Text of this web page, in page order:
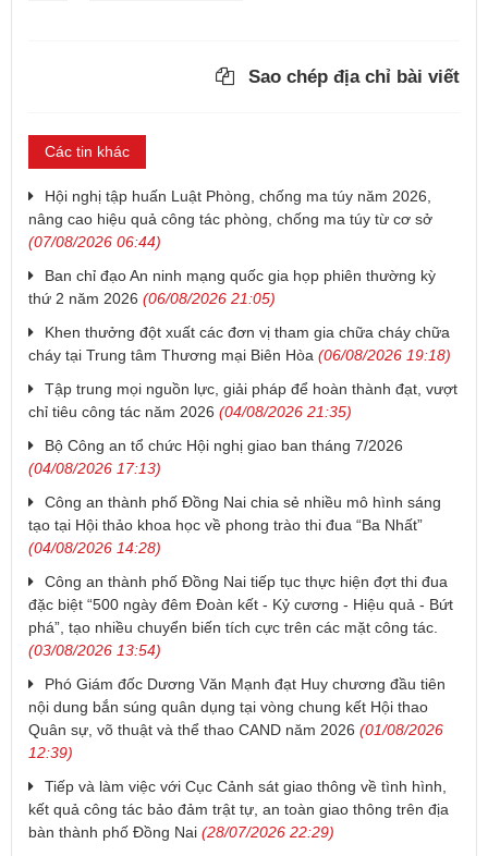
Sao chép địa chỉ bài viết
Các tin khác
Hội nghị tập huấn Luật Phòng, chống ma túy năm 2026,
nâng cao hiệu quả công tác phòng, chống ma túy từ cơ sở
(07/08/2026 06:44)
Ban chỉ đạo An ninh mạng quốc gia họp phiên thường kỳ
thứ 2 năm 2026 (06/08/2026 21:05)
Khen thưởng đột xuất các đơn vị tham gia chữa cháy chữa
cháy tại Trung tâm Thương mại Biên Hòa (06/08/2026 19:18)
Tập trung mọi nguồn lực, giải pháp để hoàn thành đạt, vượt
chỉ tiêu công tác năm 2026 (04/08/2026 21:35)
Bộ Công an tổ chức Hội nghị giao ban tháng 7/2026
(04/08/2026 17:13)
Công an thành phố Đồng Nai chia sẻ nhiều mô hình sáng
tạo tại Hội thảo khoa học về phong trào thi đua “Ba Nhất”
(04/08/2026 14:28)
Công an thành phố Đồng Nai tiếp tục thực hiện đợt thi đua
đặc biệt “500 ngày đêm Đoàn kết - Kỷ cương - Hiệu quả - Bứt
phá”, tạo nhiều chuyển biến tích cực trên các mặt công tác.
(03/08/2026 13:54)
Phó Giám đốc Dương Văn Mạnh đạt Huy chương đầu tiên
nội dung bắn súng quân dụng tại vòng chung kết Hội thao
Quân sự, võ thuật và thể thao CAND năm 2026 (01/08/2026
12:39)
Tiếp và làm việc với Cục Cảnh sát giao thông về tình hình,
kết quả công tác bảo đảm trật tự, an toàn giao thông trên địa
bàn thành phố Đồng Nai (28/07/2026 22:29)